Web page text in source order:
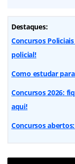
Destaques:
Concursos
policial!
Como estudar
Concursos 2026:
aqui!
Concursos